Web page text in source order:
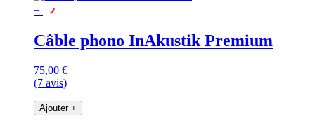
+
Câble phono InAkustik Premium
75,00 €
(7 avis)
Ajouter +